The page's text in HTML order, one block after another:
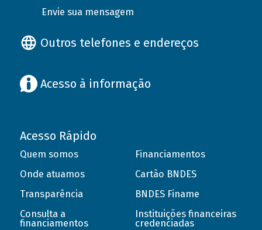
Envie sua mensagem
Outros telefones e endereços
Acesso à informação
Acesso Rápido
Quem somos
Onde atuamos
Transparência
Consulta a
financiamentos
Financiamentos
Cartão BNDES
BNDES Finame
Instituições financeiras
credenciadas